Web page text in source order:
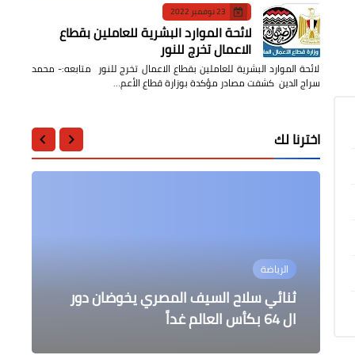
23 نوفمبر 2022
لائحة الموارد البشرية للعاملين بقطاع
الاعمال تخرج للنور
لائحة الموارد البشرية للعاملين بقطاع الاعمال تخرج للنور متابعه:- محمد
سراج الدين كشفت مصادر مؤكدة بوزارة قطاع الأعم…
اخترنا لك
الرياضة
ثنائي سلاح السيف المصري يخوضان دور
ال 64 بكأس العالم غداً
أخبار مصر
السيد الرئيس يستقبل الرئيس الأمريكي
أخبار مصر
التضامن الاجتماعي تهيب بأسر تكافل
وكرامة بتسليم البطاقات القديمة
سويلم يشارك فى جلسة "الزراعة الذكية
لتحقيق الأمن الغذائى والتكيف
والاستدامة"
محافظات
ضربة قاصمة للمغرضين . هدوء تام يسود
شوارع و ميادين محافظة الغربية